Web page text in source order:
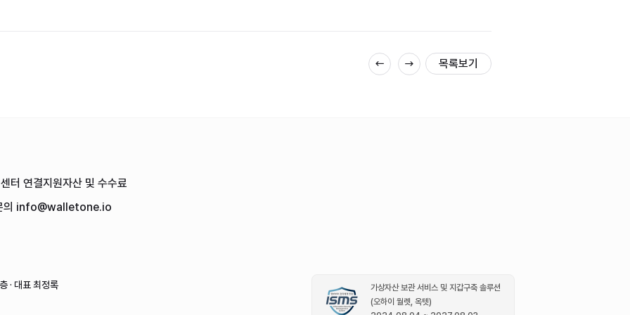
목록보기
터 연결지원자산 및 수수료
info@walletone.io
· 대표 최정록
가상자산 보관 서비스 및 지갑구축 솔루션
(오하이 월렛, 옥텟)